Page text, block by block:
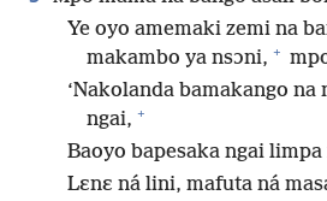
Ye oyo amemaki zemi na
makambo ya nsɔni, +
‘Nakolanda bamakango
ngai, +
Baoyo bapesaka ngai limpa
Lɛnɛ ná lini, mafuta ná